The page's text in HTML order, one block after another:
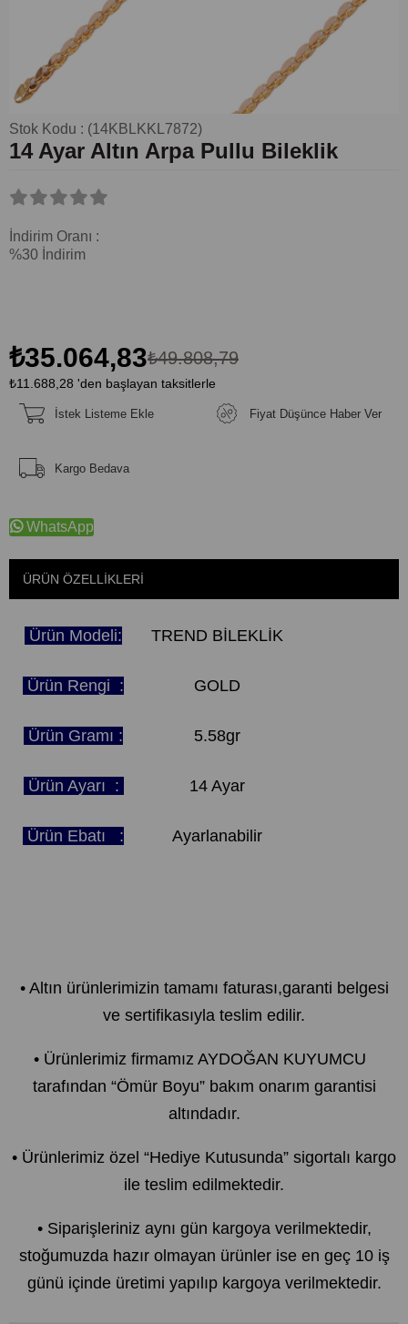
Stok Kodu (14KBLKKL7872)
14 Ayar Altın Arpa Pullu Bileklik
İndirim Oranı :
%30 İndirim
₺49.808,79
₺35.064,83
₺11.688,28 'den başlayan taksitlerle
İstek Listeme Ekle Fiyat Düşünce Haber Ver
Kargo Bedava
WhatsApp
ÜRÜN ÖZELLIKLERI
Ürün Modeli: TREND BİLEKLİK
Ürün Rengi : GOLD
Ürün Gramı : 5.58gr
Ürün Ayarı : 14 Ayar
Ürün Ebatı : Ayarlanabilir
• Altın ürünlerimizin tamamı faturası,garanti belgesi
ve sertifikasıyla teslim edilir.
• Ürünlerimiz firmamız AYDOĞAN KUYUMCU
tarafından “Ömür Boyu” bakım onarım garantisi
altındadır.
• Ürünlerimiz özel “Hediye Kutusunda” sigortalı kargo
ile teslim edilmektedir.
• Siparişleriniz aynı gün kargoya verilmektedir,
stoğumuzda hazır olmayan ürünler ise en geç 10 iş
günü içinde üretimi yapılıp kargoya verilmektedir.